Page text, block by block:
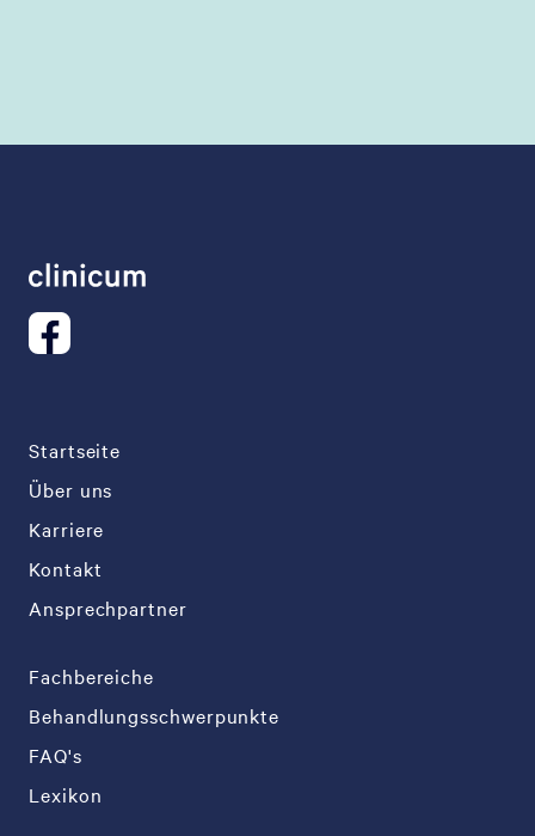
Startseite
Über uns
Karriere
Kontakt
Ansprechpartner
Fachbereiche
Behandlungsschwerpunkte
FAQ's
Lexikon